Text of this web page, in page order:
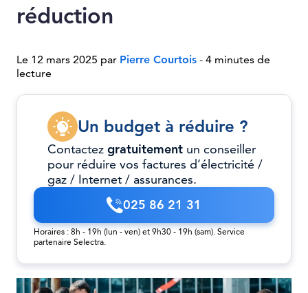
réduction
Le 12 mars 2025 par Pierre Courtois - 4 minutes de
lecture
Un budget à réduire ?
Contactez gratuitement un conseiller
pour réduire vos factures d’électricité /
gaz / Internet / assurances.
025 86 21 31
Horaires : 8h - 19h (lun - ven) et 9h30 - 19h (sam). Service
partenaire Selectra.